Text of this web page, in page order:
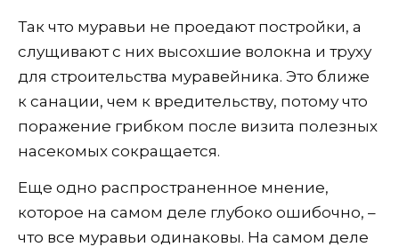
Так что муравьи не проедают постройки, а
слущивают с них высохшие волокна и труху
для строительства муравейника. Это ближе
к санации, чем к вредительству, потому что
поражение грибком после визита полезных
насекомых сокращается.
Еще одно распространенное мнение,
которое на самом деле глубоко ошибочно, –
что все муравьи одинаковы. На самом деле